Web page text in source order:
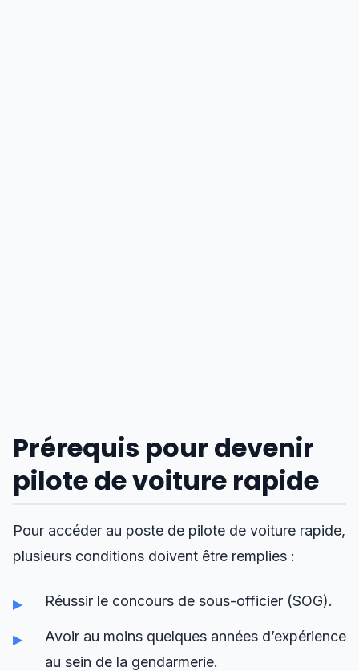
Prérequis pour devenir
pilote de voiture rapide
Pour accéder au poste de pilote de voiture rapide,
plusieurs conditions doivent être remplies :
Réussir le concours de sous-officier (SOG).
Avoir au moins quelques années d’expérience
au sein de la gendarmerie.